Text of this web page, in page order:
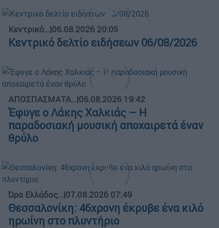
Κεντρικό...|06.08.2026 20:05
Κεντρικό δελτίο ειδήσεων 06/08/2026
ΑΠΟΣΠΑΣΜΑΤΑ...|06.08.2026 19:42
Έφυγε ο Λάκης Χαλκιάς – Η
παραδοσιακή μουσική αποχαιρετά έναν
θρύλο
Ώρα Ελλάδος...|07.08.2026 07:49
Θεσσαλονίκη: 46χρονη έκρυβε ένα κιλό
ηρωίνη στο πλυντήριο